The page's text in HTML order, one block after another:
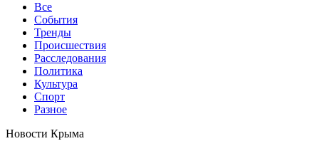
Все
События
Тренды
Происшествия
Расследования
Политика
Культура
Спорт
Разное
Новости Крыма